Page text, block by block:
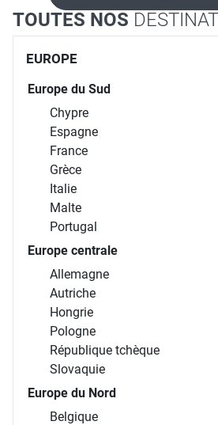
TOUTES NOS
EUROPE
Europe du Sud
Chypre
Espagne
France
Grèce
Italie
Malte
Portugal
Europe centrale
Allemagne
Autriche
Hongrie
Pologne
République tchèque
Slovaquie
Europe du Nord
Belgique